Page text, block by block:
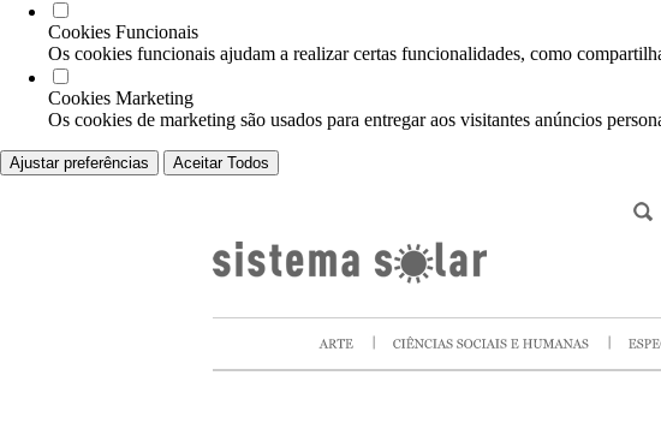
Cookies Funcionais
Os cookies funcionais ajudam a realizar certas funcionalidades, como
Cookies Marketing
Os cookies de marketing são usados para entregar aos visitantes anúncios
Ajustar preferências Aceitar Todos